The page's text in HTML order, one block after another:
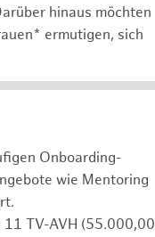
hinaus möchten
ermutigen, sich
Onboarding-
wie Mentoring
11 TV-AVH (55.000,00